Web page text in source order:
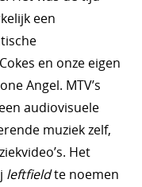
een
en onze eigen
Angel. MTV’s
audiovisuele
muziek zelf,
Het
leftfieldte noemen